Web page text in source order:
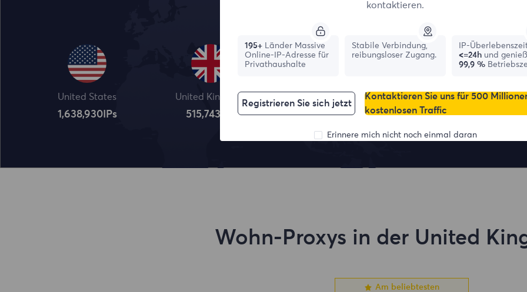
United States
1,638,932IPs
United Kingdom
515,745 1,042,773IPs
Canada
331,148IPs
Wohn-Proxys in der United
Am beliebtesten
kontaktieren.
195+ Länder Massive
Online-IP-Adresse für
Privathaushalte
Stabile Verbindung,
reibungsloser Zugang.
IP-
<=24h und
99,9 %
Registrieren Sie sich jetzt
Kontaktieren Sie uns für 500
kostenlosen Traffic
Erinnere mich nicht noch einmal daran